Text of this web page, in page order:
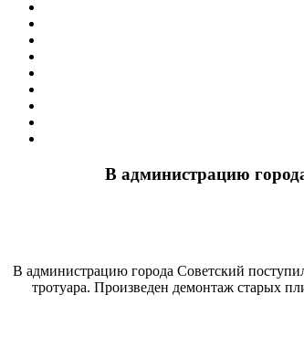
В администрацию
В администрацию города Советский
тротуара. Произведен демонтаж старых